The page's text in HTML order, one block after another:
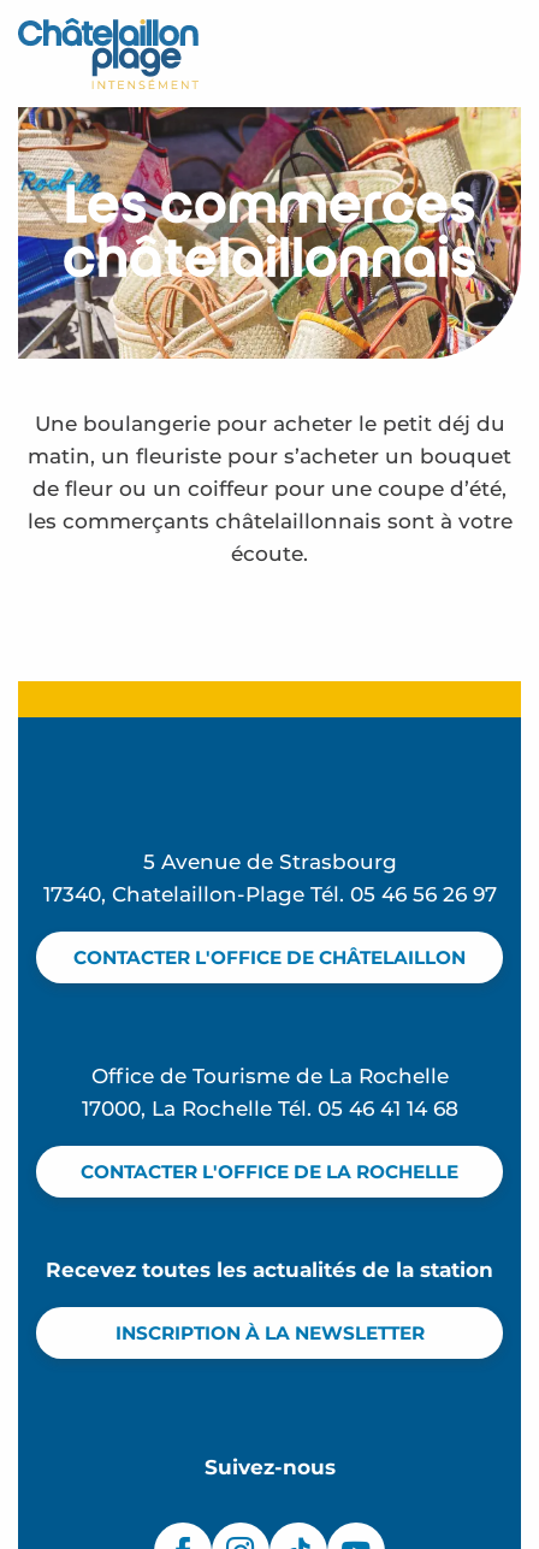
Aller
au
principal
Accueil
Découvrir
Activités
A vivre
Rendez-vous
Votre séjour
Espace Pro
Les commerces
châtelaillonnais
Une boulangerie pour acheter le petit déj du
matin, un fleuriste pour s’acheter un bouquet
de fleur ou un coiffeur pour une coupe d’été,
les commerçants châtelaillonnais sont à votre
écoute.
mlle Cabestan
Le Bon Hair Bio
Cabinet Infirmier du Pôle Santé SCI
Médecin DELETRE Anne Solene
Médecin BONNA Phillipe
5 Avenue de Strasbourg
17340, Chatelaillon-Plage Tél. 05 46 56 26 97
CONTACTER L'OFFICE DE CHÂTELAILLON
Office de Tourisme de La Rochelle
17000, La Rochelle Tél. 05 46 41 14 68
CONTACTER L'OFFICE DE LA ROCHELLE
Recevez toutes les actualités de la station
INSCRIPTION À LA NEWSLETTER
Suivez-nous